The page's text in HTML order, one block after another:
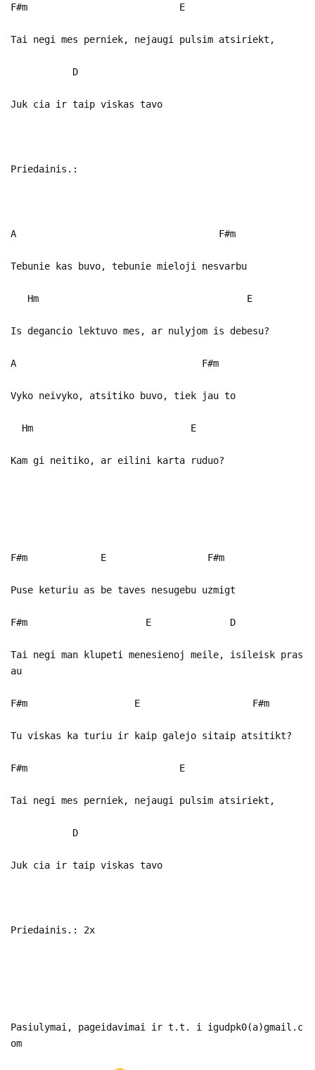
F#m E
Tai negi mes perniek, nejaugi pulsim atsiriekt,
D
Juk cia ir taip viskas tavo
Priedainis.:
A F#m
Tebunie kas buvo, tebunie mieloji nesvarbu
Hm E
Is degancio lektuvo mes, ar nulyjom is debesu?
A F#m
Vyko neivyko, atsitiko buvo, tiek jau to
Hm E
Kam gi neitiko, ar eilini karta ruduo?
F#m E F#m
Puse keturiu as be taves nesugebu uzmigt
F#m E D
Tai negi man klupeti menesienoj meile, isileisk pras
au
F#m E F#m
Tu viskas ka turiu ir kaip galejo sitaip atsitikt?
F#m E
Tai negi mes perniek, nejaugi pulsim atsiriekt,
D
Juk cia ir taip viskas tavo
Priedainis.: 2x
Pasiulymai, pageidavimai ir t.t. i igudpk0(a)gmail.c
om